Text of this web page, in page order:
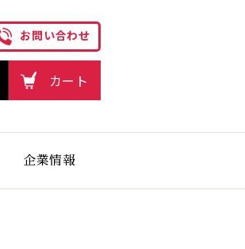
お問い合わせ
カート
企業情報